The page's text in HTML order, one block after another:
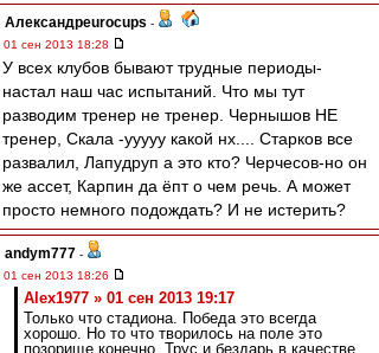
Александрeurocups -
01 сен 2013 18:28
У всех клубов бывают трудные периоды-
настал наш час испытаний. Что мы тут
разводим тренер не тренер. Чернышов НЕ
тренер, Скала -ууууу какой нх.... Старков все
развалил, Лапудруп а это кто? Черчесов-но он
же ассет, Карпин да ёпт о чем речь. А может
просто немного подождать? И не истерить?
andym777 -
01 сен 2013 18:26
Alex1977 » 01 сен 2013 19:17
Только что стадиона. Победа это всегда
хорошо. Но то что творилось на поле это
позорище конечно. Трус и бездарь в качестве